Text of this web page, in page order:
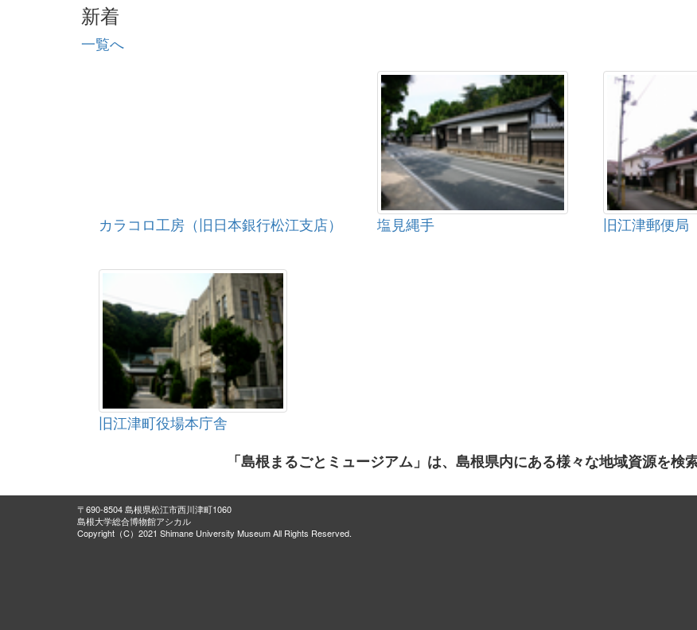
新着
一覧へ
カラコロ工房（旧日本銀行松江支店） 塩見縄手 旧江津郵便局
旧江津町役場本庁舎
「島根まるごとミュージアム」は、島根県内にある様々な地域資源を検
〒690-8504 島根県松江市西川津町1060
島根大学総合博物館アシカル
Copyright（C）2021 Shimane University Museum All Rights Reserved.